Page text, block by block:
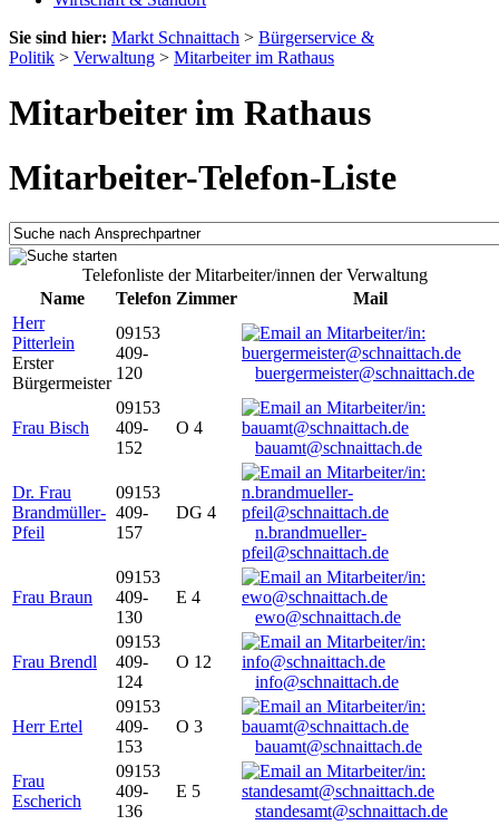
Sie sind hier: Markt Schnaittach > Bürgerservice &
Politik > Verwaltung > Mitarbeiter im Rathaus
Mitarbeiter im Rathaus
Mitarbeiter-Telefon-Liste
Telefonliste der Mitarbeiter/innen der Verwaltung
Name
Telefon Zimmer
Mail
Herr
Pitterlein
Erster
Bürgermeister
09153
409-
120
buergermeister@schnaittach.de
Frau Bisch
09153
409-
152
O 4
bauamt@schnaittach.de
Dr. Frau
Brandmüller-
Pfeil
09153
409-
157
DG 4
n.brandmueller-
pfeil@schnaittach.de
Frau Braun
09153
409-
130
E 4
ewo@schnaittach.de
Frau Brendl
09153
409-
124
O 12
info@schnaittach.de
Herr Ertel
09153
409-
153
O 3
bauamt@schnaittach.de
Frau
Escherich
09153
409-
136
E 5
standesamt@schnaittach.de